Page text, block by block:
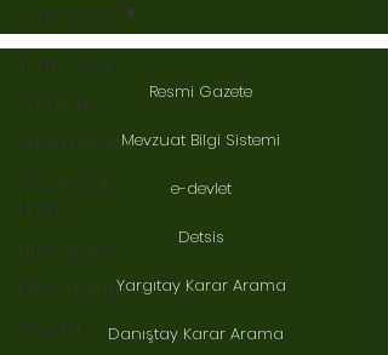
Tüm Yazılar
İş Hukuku
Sağlık Hukuku
Yabancılar
Hukuku
Kira Hukuku
Miras Hukuku
Sigorta
Tüm Yazılar
Resmi Gazete
Mevzuat Bilgi Sistemi
e-devlet
Detsis
Yargıtay Karar Arama
Danıştay Karar Arama